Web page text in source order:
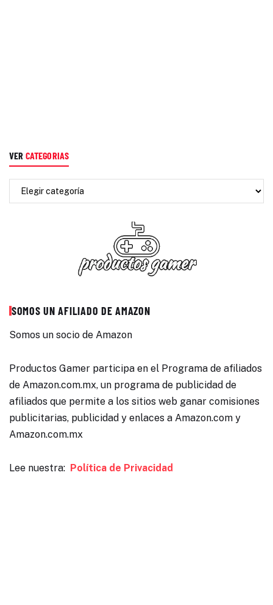
VER CATEGORIAS
SOMOS UN AFILIADO DE AMAZON
Somos un socio de Amazon
Productos Gamer participa en el Programa de afiliados
de Amazon.com.mx, un programa de publicidad de
afiliados que permite a los sitios web ganar comisiones
publicitarias, publicidad y enlaces a Amazon.com y
Amazon.com.mx
Lee nuestra: Política de Privacidad